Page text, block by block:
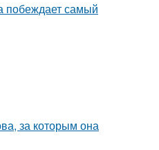
побеждает самый
за которым она